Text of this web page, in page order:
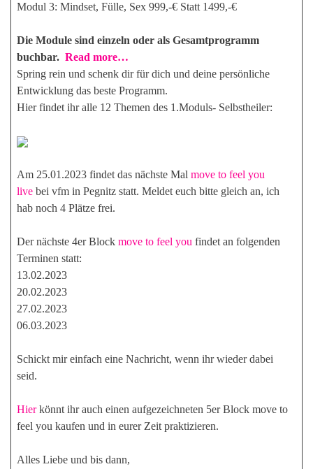
Modul 3: Mindset, Fülle, Sex 999,-€ Statt 1499,-€
Die Module sind einzeln oder als Gesamtprogramm
buchbar. Read more…
Spring rein und schenk dir für dich und deine persönliche
Entwicklung das beste Programm.
Hier findet ihr alle 12 Themen des 1.Moduls- Selbstheiler:
Am 25.01.2023 findet das nächste Mal move to feel you
live bei vfm in Pegnitz statt. Meldet euch bitte gleich an, ich
hab noch 4 Plätze frei.
Der nächste 4er Block move to feel you findet an folgenden
Terminen statt:
13.02.2023
20.02.2023
27.02.2023
06.03.2023
Schickt mir einfach eine Nachricht, wenn ihr wieder dabei
seid.
Hierkönnt ihr auch einen aufgezeichneten 5er Block move to
feel you kaufen und in eurer Zeit praktizieren.
Alles Liebe und bis dann,